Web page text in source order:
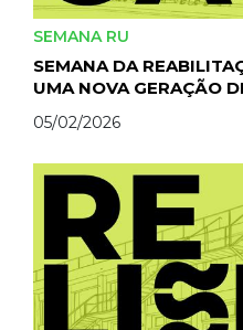
SEMANA RU
SEMANA DA
UMA NOVA GERAÇÃO
05/02/2026